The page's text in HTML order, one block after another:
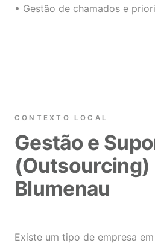
• Gestão de chamados e
CONTEXTO LOCAL
Gestão e
(Outsourcing)
Blumenau
Existe um tipo de empresa